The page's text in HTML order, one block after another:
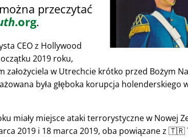
przeczytać
.org.
CEO z Hollywood
2019 roku,
założyciela w Utrechcie krótko przed Bożym
była głęboka korupcja holenderskiego
miały miejsce ataki terrorystyczne w Nowej
2019 i 18 marca 2019, oba powiązane z 🇹🇷